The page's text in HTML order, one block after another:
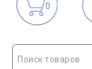
0
Поиск товаров